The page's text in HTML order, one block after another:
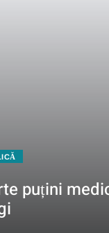
puțini